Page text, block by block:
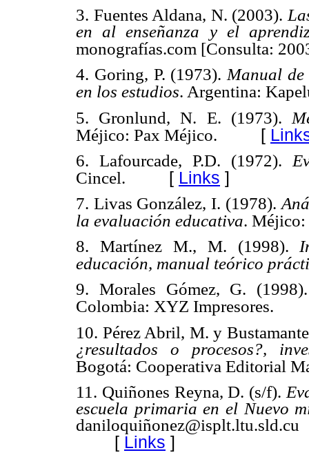
3. Fuentes Aldana, N. (2003).
en al enseñanza y el
monografías.com [Consulta:
4. Goring, P. (1973).Manual de
en los estudios. Argentina:
5. Gronlund, N. E. (1973).
Méjico: Pax Méjico. [
6. Lafourcade, P.D. (1972).
Cincel. [ Links ]
7. Livas González, I. (1978).
la evaluación educativa.
8. Martínez M., M. (1998).
educación, manual teórico
9. Morales Gómez, G.
Colombia: XYZ Impresores.
10. Pérez Abril, M. y
¿resultados o procesos?,
Bogotá: Cooperativa Editorial
11. Quiñones Reyna, D. (s/f).
escuela primaria en el Nuevo
[ Links ]